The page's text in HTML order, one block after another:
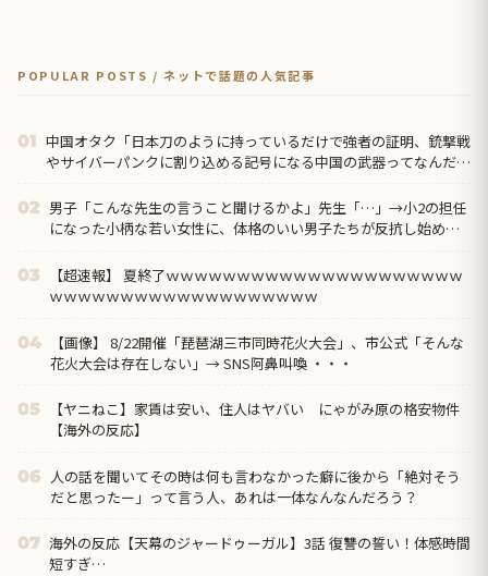
POPULAR POSTS / ネットで話題の人気記事
01 中国オタク「日本刀のように持っているだけで強者の証明、銃撃戦
やサイバーパンクに割り込める記号になる中国の武器ってなんだろ
02 男子「こんな先生の言うこと聞けるかよ」先生「…」→小2の担任
になった小柄な若い女性に、体格のいい男子たちが反抗し始め…
03
【超速報】 夏終了ｗｗｗｗｗｗｗｗｗｗｗｗｗｗｗｗｗｗｗｗｗ
ｗｗｗｗｗｗｗｗｗｗｗｗｗｗｗｗｗｗｗ
04
【画像】 8/22開催「琵琶湖三市同時花火大会」、市公式「そんな
花火大会は存在しない」→ SNS阿鼻叫喚 ・・・
05
【ヤニねこ】家賃は安い、住人はヤバい にゃがみ原の格安物件
【海外の反応】
06
人の話を聞いてその時は何も言わなかった癖に後から「絶対そう
だと思ったー」って言う人、あれは一体なんなんだろう？
07 海外の反応【天幕のジャードゥーガル】3話 復讐の誓い！体感時間
短すぎ…